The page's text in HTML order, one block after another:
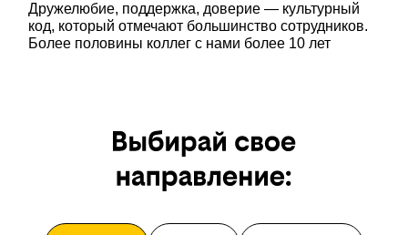
Дружелюбие, поддержка, доверие — культурный
код, который отмечают большинство сотрудников.
Более половины коллег с нами более 10 лет